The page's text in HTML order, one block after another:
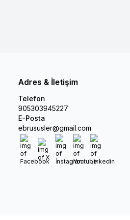
Adres & İletişim
Telefon
905303945227
E-Posta
ebrususler@gmail.com
Facebook
X İnstagram
Youtube